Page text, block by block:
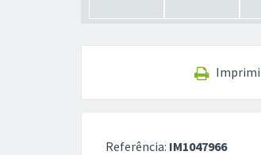
Referência: IM1047966